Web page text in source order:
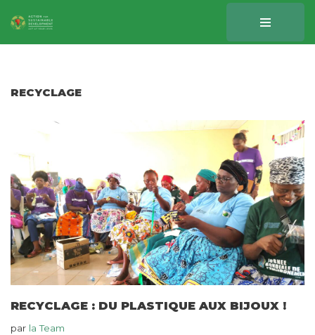
RECYCLAGE
RECYCLAGE : DU PLASTIQUE AUX BIJOUX !
par la Team